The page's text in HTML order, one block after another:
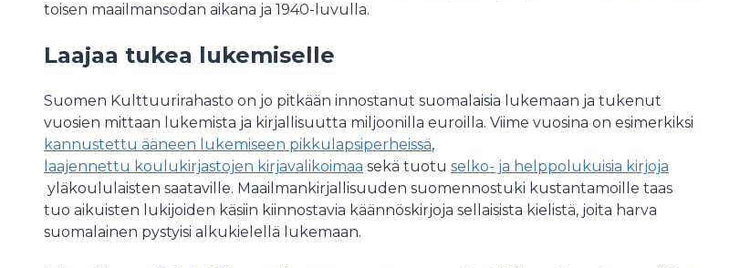
toisen maailmansodan aikana ja 1940-luvulla.
Laajaa tukea lukemiselle
Suomen Kulttuurirahasto on jo pitkään innostanut suomalaisia lukemaan ja tukenut
vuosien mittaan lukemista ja kirjallisuutta miljoonilla euroilla. Viime vuosina on esimerkiksi
kannustettu ääneen lukemiseen pikkulapsiperheissä,
laajennettu koulukirjastojen kirjavalikoimaa sekä tuotu selko- ja helppolukuisia kirjoja
yläkoululaisten saataville. Maailmankirjallisuuden suomennostuki kustantamoille taas
tuo aikuisten lukijoiden käsiin kiinnostavia käännöskirjoja sellaisista kielistä, joita harva
suomalainen pystyisi alkukielellä lukemaan.